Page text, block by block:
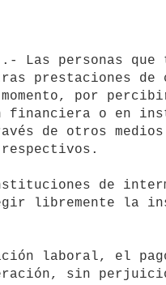
prestaciones
por
o en
de otros medios
libremente la
sin